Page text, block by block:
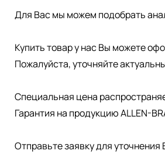
Для Вас мы можем подобрать
Купить товар у нас Вы можете
Пожалуйста, уточняйте
Специальная цена
Гарантия на продукцию ALLEN-
Отправьте заявку для